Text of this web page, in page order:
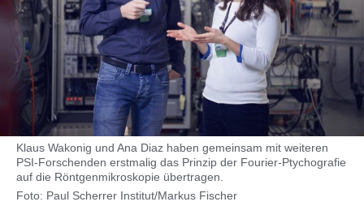
Klaus Wakonig und Ana Diaz haben gemeinsam mit weiteren
PSI-Forschenden erstmalig das Prinzip der Fourier-Ptychografie
auf die Röntgenmikroskopie übertragen.
Foto: Paul Scherrer Institut/Markus Fischer